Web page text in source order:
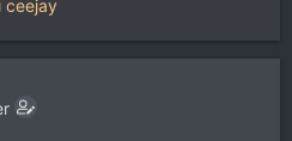
ceejay